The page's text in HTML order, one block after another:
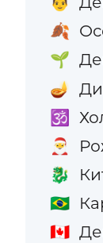
🍂
🌱
🪔
🕉️
🎅
🐉
🇧🇷
🇨🇦